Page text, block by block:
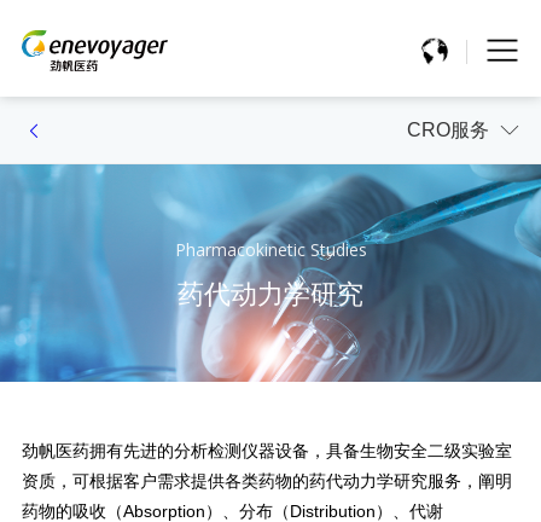
CRO服务
Pharmacokinetic Studies
药代动力学研究
劲帆医药拥有先进的分析检测仪器设备，具备生物安全二级实验室
资质，可根据客户需求提供各类药物的药代动力学研究服务，阐明
药物的吸收（Absorption）、分布（Distribution）、代谢